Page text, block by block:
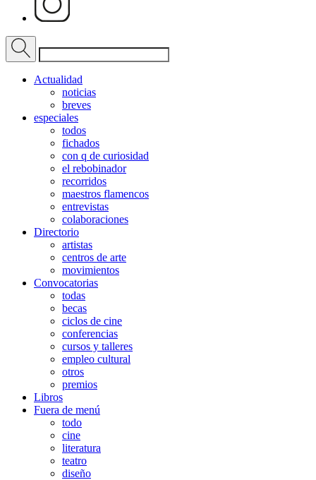
Actualidad
noticias
breves
especiales
todos
fichados
con q de curiosidad
el rebobinador
recorridos
maestros flamencos
entrevistas
colaboraciones
Directorio
artistas
centros de arte
movimientos
Convocatorias
todas
becas
ciclos de cine
conferencias
cursos y talleres
empleo cultural
otros
premios
Libros
Fuera de menú
todo
cine
literatura
teatro
diseño